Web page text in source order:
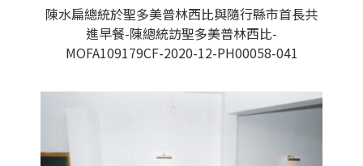
陳水扁總統於聖多美普林西比與隨行縣市首長共
進早餐-陳總統訪聖多美普林西比-
MOFA109179CF-2020-12-PH00058-041